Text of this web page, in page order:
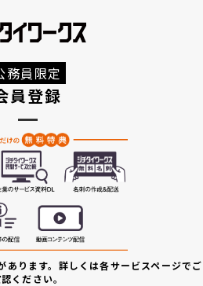
務員限定
員登録
ります。詳しくは各サービスページでご
ください。